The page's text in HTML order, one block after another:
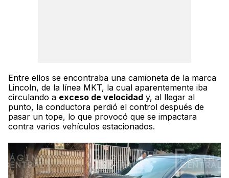
Entre ellos se encontraba una camioneta de la marca
Lincoln, de la línea MKT, la cual aparentemente iba
circulando a exceso de velocidad y, al llegar al
punto, la conductora perdió el control después de
pasar un tope, lo que provocó que se impactara
contra varios vehículos estacionados.